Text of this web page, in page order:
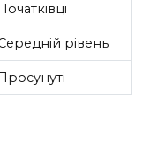
Початківці
рівень
Просунуті